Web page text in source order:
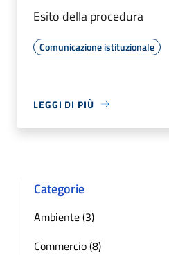
Esito della procedura
Comunicazione istituzionale
LEGGI DI PIÙ
Categorie
Ambiente (3)
Commercio (8)